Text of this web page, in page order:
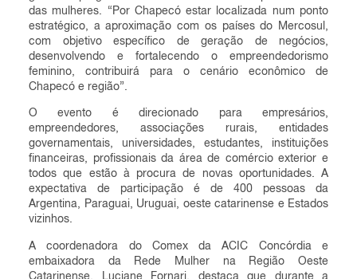
das mulheres. “Por Chapecó estar localizada num ponto
estratégico, a aproximação com os países do Mercosul,
com objetivo específico de geração de negócios,
desenvolvendo e fortalecendo o empreendedorismo
feminino, contribuirá para o cenário econômico de
Chapecó e região”.
O evento é direcionado para empresários,
empreendedores, associações rurais, entidades
governamentais, universidades, estudantes, instituições
financeiras, profissionais da área de comércio exterior e
todos que estão à procura de novas oportunidades. A
expectativa de participação é de 400 pessoas da
Argentina, Paraguai, Uruguai, oeste catarinense e Estados
vizinhos.
A coordenadora do Comex da ACIC Concórdia e
embaixadora da Rede Mulher na Região Oeste